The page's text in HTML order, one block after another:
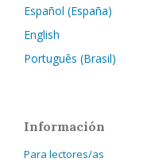
Español (España)
English
Português (Brasil)
Información
Para lectores/as